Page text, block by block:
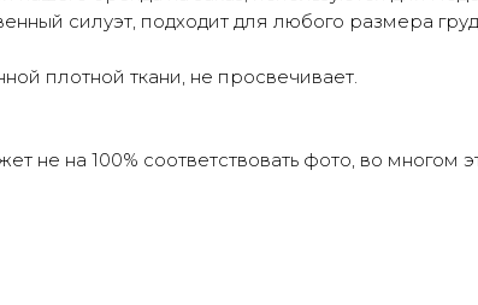
силуэт, подходит для любого размера
плотной ткани, не просвечивает.
не на 100% соответствовать фото, во многом